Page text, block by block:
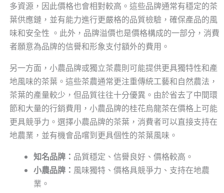
多資源，因此價格也會相對較高。這些品牌通常有穩定的茶
葉供應鏈，並有能力進行更嚴格的品質檢驗，確保產品的風
味和安全性 。此外，品牌溢價也是價格構成的一部分，消費
者願意為品牌的信譽和形象支付額外的費用。
另一方面，小農品牌或獨立茶農則可能提供更具獨特性和產
地風味的茶葉。這些茶農通常更注重傳統工藝和自然農法，
茶葉的產量較少，但品質往往十分優異。由於省去了中間環
節和大量的行銷費用，小農品牌的桂花烏龍茶在價格上可能
更具競爭力。選擇小農品牌的茶葉，消費者可以直接支持在
地農業，並有機會品嚐到更具個性的茶葉風味。
知名品牌： 品質穩定、信譽良好、價格較高。
小農品牌： 風味獨特、價格具競爭力、支持在地農
業。